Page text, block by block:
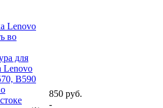
Lenovo
во
для
Lenovo
B590
850 руб.
-